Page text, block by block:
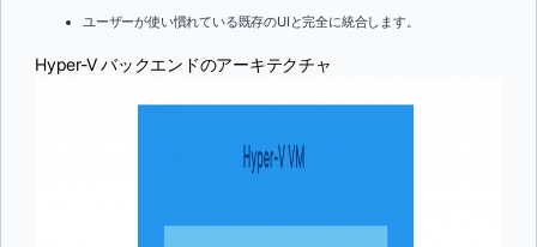
ユーザーが使い慣れている既存のUIと完全に統合します。
Hyper-V バックエンドのアーキテクチャ